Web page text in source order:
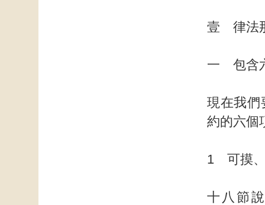
壹 律法
一 包含
現在我們
約的六個
1 可摸、
十八節